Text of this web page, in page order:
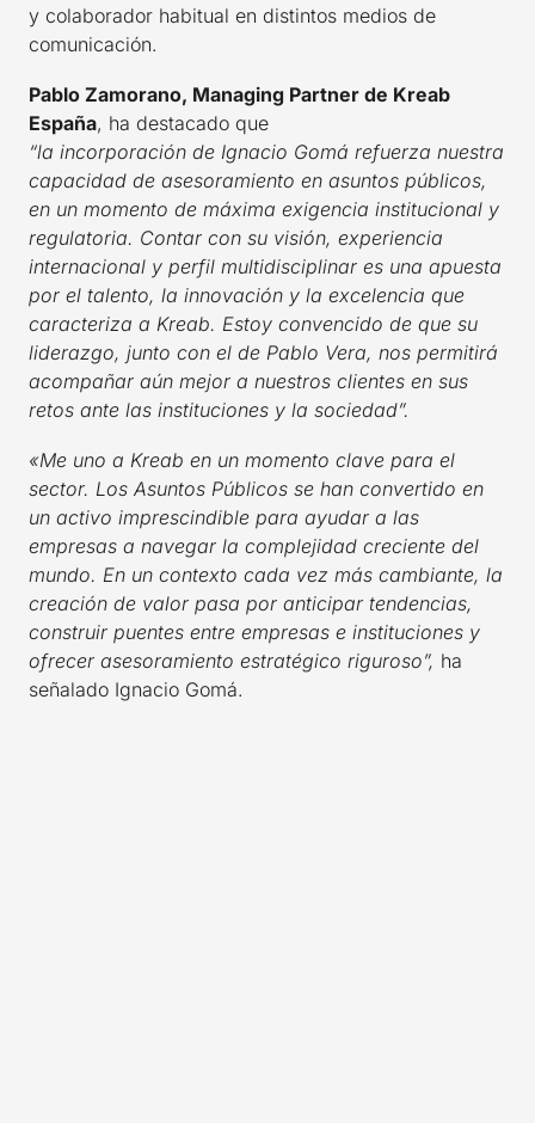
y colaborador habitual en distintos medios de
comunicación.
Pablo Zamorano, Managing Partner de Kreab
España, ha destacado que
“la incorporación de Ignacio Gomá refuerza nuestra
capacidad de asesoramiento en asuntos públicos,
en un momento de máxima exigencia institucional y
regulatoria. Contar con su visión, experiencia
internacional y perfil multidisciplinar es una apuesta
por el talento, la innovación y la excelencia que
caracteriza a Kreab. Estoy convencido de que su
liderazgo, junto con el de Pablo Vera, nos permitirá
acompañar aún mejor a nuestros clientes en sus
retos ante las instituciones y la sociedad”.
«Me uno a Kreab en un momento clave para el
sector. Los Asuntos Públicos se han convertido en
un activo imprescindible para ayudar a las
empresas a navegar la complejidad creciente del
mundo. En un contexto cada vez más cambiante, la
creación de valor pasa por anticipar tendencias,
construir puentes entre empresas e instituciones y
ofrecer asesoramiento estratégico riguroso”, ha
señalado Ignacio Gomá.